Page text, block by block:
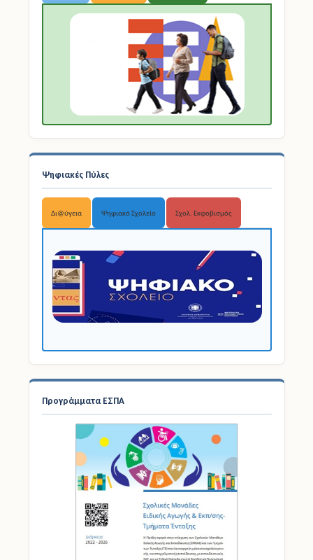
Ψηφιακές Πύλες
Δι@ύγεια Ψηφιακό Σχολείο Σχολ. Εκφοβισμός
Προγράμματα ΕΣΠΑ